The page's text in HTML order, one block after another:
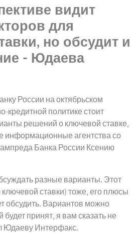
видит
для
но обсудит и
- Юдаева
России на октябрьском
кредитной политике стоит
решений о ключевой ставке,
информационные агентства со
Банка России Ксению
разные варианты. Этот
ставки) тоже, его плюсы
обсудить. Вариантов можно
будет принят, я вам сказать не
Юдаеву Интерфакс.